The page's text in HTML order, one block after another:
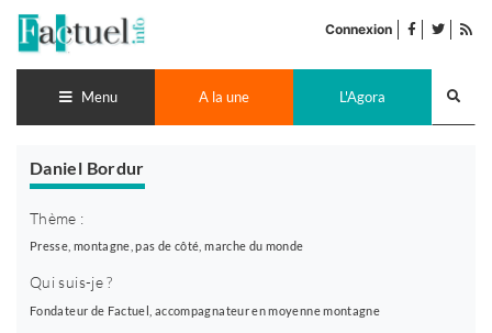
contenu
Connexion facebook
twitter
Menu A la une L'Agora
Daniel Bordur
Thème :
Presse, montagne, pas de côté, marche du monde
Qui suis-je ?
Fondateur de Factuel, accompagnateur en moyenne montagne